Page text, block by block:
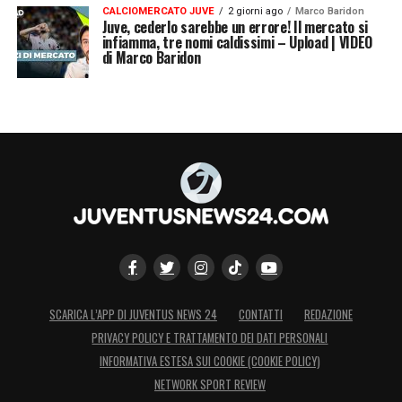
CALCIOMERCATO JUVE 2 giorni ago Marco Baridon
Juve, cederlo sarebbe un errore! Il mercato si
infiamma, tre nomi caldissimi – Upload | VIDEO
di Marco Baridon
SCARICA L’APP DI JUVENTUS NEWS 24 CONTATTI
REDAZIONE
PRIVACY POLICY E TRATTAMENTO DEI DATI PERSONALI
INFORMATIVA ESTESA SUI COOKIE (COOKIE POLICY)
NETWORK SPORT REVIEW